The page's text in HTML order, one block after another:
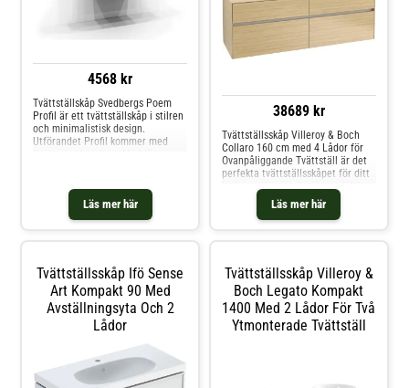
4568 kr
Läs mer här
Tvättställskåp Svedbergs Poem
Profil är ett tvättställskåp i stilren
och minimalistisk design.
Utförandet Profil kommer med
mörkt jordnära.
38689 kr
Läs mer här
Tvättställsskåp Villeroy & Boch
Collaro 160 cm med 4 Lådor för
Ovanpåliggande Tvättställ är det
perfekta tvättställsskåpet för ditt
Villeroy & Boch populära serie
Collaro och består av 80 varianter
anpassade för ovanpåliggande
Tvättställsskåp Ifö Sense
Art Kompakt 90 Med
Avställningsyta Och 2
Lådor
Tvättställsskåp Villeroy &
Boch Legato Kompakt
1400 Med 2 Lådor För Två
Ytmonterade Tvättställ